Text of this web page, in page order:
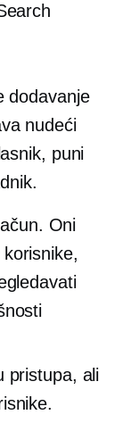
dodavanje
nudeći
puni
Oni
pristupa, ali